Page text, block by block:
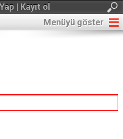
| Kayıt ol
Menüyü göster